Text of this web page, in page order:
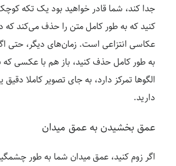
جدا کند، شما قادر خواهید بود یک تکه
کنید که به طور کامل متن را حذف می‌کند که
عکاسی انتزاعی است. زمان‌های دیگر، حتی
به طور کامل حذف کنید، باز هم با عکسی که
الگوها تمرکز دارد، به جای تصویر کاملا
دارید.
عمق بخشیدن به عمق میدان
اگر زوم کنید، عمق میدان شما به طور